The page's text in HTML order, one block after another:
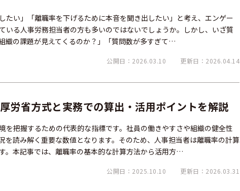
たい」「離職率を下げるために本音を聞き出したい」と考え、エンゲー
いる人事労務担当者の方も多いのではないでしょうか。しかし、いざ質
織の課題が見えてくるのか？」「質問数が多すぎて…
公開日：2026.03.10 更新日：2026.04.14
労省方式と実務での算出・活用ポイントを解説
を把握するための代表的な指標です。社員の働きやすさや組織の健全性
を読み解く重要な数値となります。そのため、人事担当者は離職率の計算
。本記事では、離職率の基本的な計算方法から活用方…
公開日：2025.10.10 更新日：2026.03.31